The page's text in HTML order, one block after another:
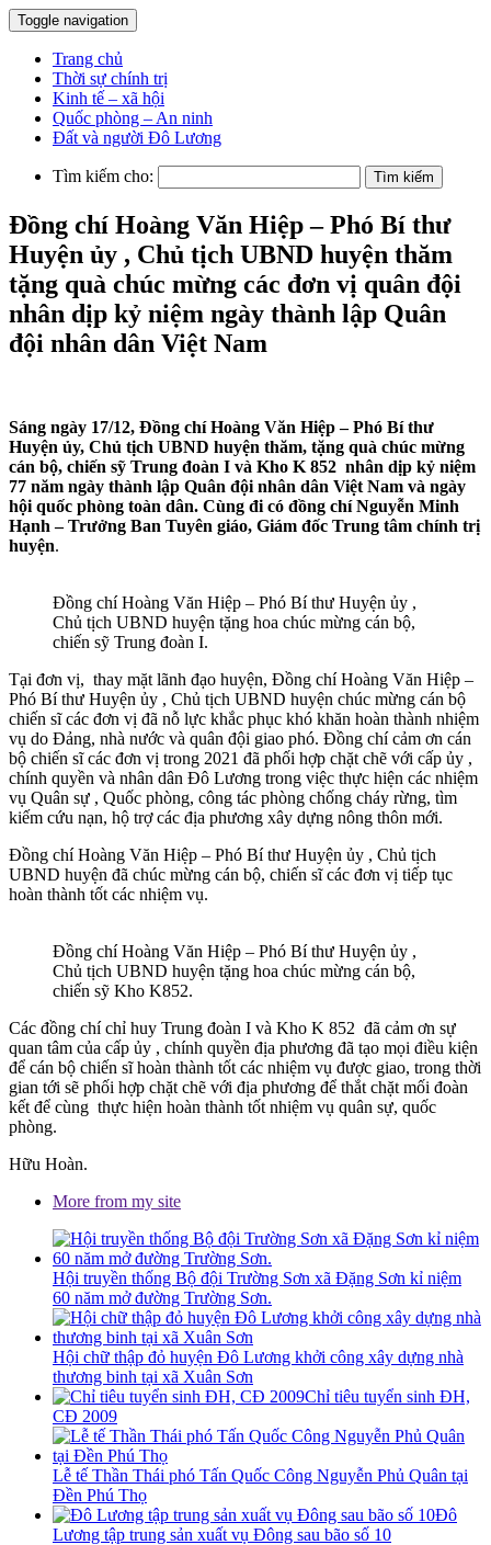
Toggle navigation
Trang chủ
Thời sự chính trị
Kinh tế – xã hội
Quốc phòng – An ninh
Đất và người Đô Lương
Tìm kiếm cho:
Đồng chí Hoàng Văn Hiệp – Phó Bí thư
Huyện ủy , Chủ tịch UBND huyện thăm
tặng quà chúc mừng các đơn vị quân đội
nhân dịp kỷ niệm ngày thành lập Quân
đội nhân dân Việt Nam
Sáng ngày 17/12, Đồng chí Hoàng Văn Hiệp – Phó Bí thư
Huyện ủy, Chủ tịch UBND huyện thăm, tặng quà chúc mừng
cán bộ, chiến sỹ Trung đoàn I và Kho K 852 nhân dịp kỷ niệm
77 năm ngày thành lập Quân đội nhân dân Việt Nam và ngày
hội quốc phòng toàn dân. Cùng đi có đồng chí Nguyễn Minh
Hạnh – Trưởng Ban Tuyên giáo, Giám đốc Trung tâm chính trị
huyện.
Đồng chí Hoàng Văn Hiệp – Phó Bí thư Huyện ủy ,
Chủ tịch UBND huyện tặng hoa chúc mừng cán bộ,
chiến sỹ Trung đoàn I.
Tại đơn vị, thay mặt lãnh đạo huyện, Đồng chí Hoàng Văn Hiệp –
Phó Bí thư Huyện ủy , Chủ tịch UBND huyện chúc mừng cán bộ
chiến sĩ các đơn vị đã nỗ lực khắc phục khó khăn hoàn thành nhiệm
vụ do Đảng, nhà nước và quân đội giao phó. Đồng chí cảm ơn cán
bộ chiến sĩ các đơn vị trong 2021 đã phối hợp chặt chẽ với cấp ủy ,
chính quyền và nhân dân Đô Lương trong việc thực hiện các nhiệm
vụ Quân sự , Quốc phòng, công tác phòng chống cháy rừng, tìm
kiếm cứu nạn, hộ trợ các địa phương xây dựng nông thôn mới.
Đồng chí Hoàng Văn Hiệp – Phó Bí thư Huyện ủy , Chủ tịch
UBND huyện đã chúc mừng cán bộ, chiến sĩ các đơn vị tiếp tục
hoàn thành tốt các nhiệm vụ.
Đồng chí Hoàng Văn Hiệp – Phó Bí thư Huyện ủy ,
Chủ tịch UBND huyện tặng hoa chúc mừng cán bộ,
chiến sỹ Kho K852.
Các đồng chí chỉ huy Trung đoàn I và Kho K 852 đã cảm ơn sự
quan tâm của cấp ủy , chính quyền địa phương đã tạo mọi điều kiện
để cán bộ chiến sĩ hoàn thành tốt các nhiệm vụ được giao, trong thời
gian tới sẽ phối hợp chặt chẽ với địa phương để thắt chặt mối đoàn
kết để cùng thực hiện hoàn thành tốt nhiệm vụ quân sự, quốc
phòng.
Hữu Hoàn.
More from my site
Hội truyền thống Bộ đội Trường Sơn xã Đặng Sơn kỉ niệm
60 năm mở đường Trường Sơn.
Hội chữ thập đỏ huyện Đô Lương khởi công xây dựng nhà
thương binh tại xã Xuân Sơn
Chỉ tiêu tuyển sinh ĐH,
CĐ 2009
Lễ tế Thần Thái phó Tấn Quốc Công Nguyễn Phủ Quân tại
Đền Phú Thọ
Đô
Lương tập trung sản xuất vụ Đông sau bão số 10